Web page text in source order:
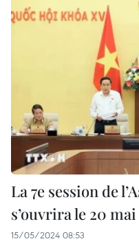
La 7e session de
s’ouvrira le 20 mai
15/05/2024 08:53